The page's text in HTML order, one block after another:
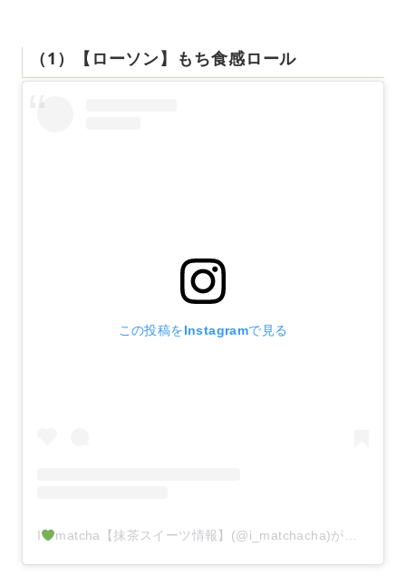
（1）【ローソン】もち食感ロール
この投稿をInstagramで見る
I matcha【抹茶スイーツ情報】(@i_matchacha)がシェアした投稿